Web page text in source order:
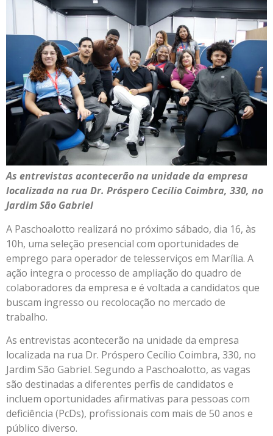
As entrevistas acontecerão na unidade da empresa
localizada na rua Dr. Próspero Cecílio Coimbra, 330, no
Jardim São Gabriel
A Paschoalotto realizará no próximo sábado, dia 16, às
10h, uma seleção presencial com oportunidades de
emprego para operador de telesserviços em Marília. A
ação integra o processo de ampliação do quadro de
colaboradores da empresa e é voltada a candidatos que
buscam ingresso ou recolocação no mercado de
trabalho.
As entrevistas acontecerão na unidade da empresa
localizada na rua Dr. Próspero Cecílio Coimbra, 330, no
Jardim São Gabriel. Segundo a Paschoalotto, as vagas
são destinadas a diferentes perfis de candidatos e
incluem oportunidades afirmativas para pessoas com
deficiência (PcDs), profissionais com mais de 50 anos e
público diverso.